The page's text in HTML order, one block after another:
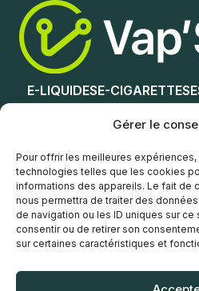
Gérer le
Pour offrir les meilleures
technologies telles que les cookies
informations des appareils. Le fait de
nous permettra de traiter des
de navigation ou les ID uniques sur ce
consentir ou de retirer son
sur certaines caractéristiques et
Ajouter au panier
E-LIQUIDESE-CIGARETTES
NOS
Service client